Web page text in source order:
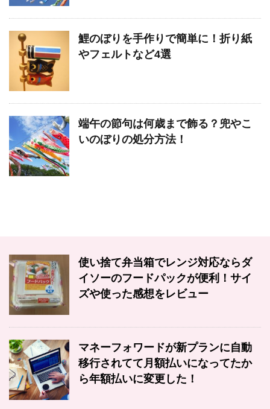
鯉のぼりを手作りで簡単に！折り紙
やフェルトなど4選
端午の節句は何歳まで飾る？兜やこ
いのぼりの処分方法！
使い捨て弁当箱でレンジ対応ならダ
イソーのフードパックが便利！サイ
ズや使った感想をレビュー
マネーフォワードが新プランに自動
移行されてて月額払いになってたか
ら年額払いに変更した！